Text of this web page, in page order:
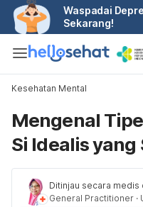
Waspadai
Sekarang!
Kesehatan Mental
Mengenal
Si Idealis yang
Ditinjau secara medis
General Practitioner ·